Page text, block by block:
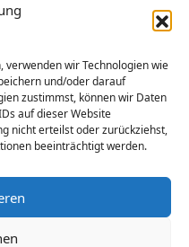
verwenden wir Technologien wie
und/oder darauf
zustimmst, können wir Daten
auf dieser Website
nicht erteilst oder zurückziehst,
beeinträchtigt werden.
York
Kunst?
und kreative
–